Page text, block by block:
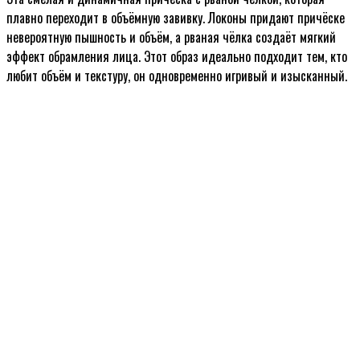
плавно переходит в объёмную завивку. Локоны придают причёске
невероятную пышность и объём, а рваная чёлка создаёт мягкий
эффект обрамления лица. Этот образ идеально подходит тем, кто
любит объём и текстуру, он одновременно игривый и изысканный.